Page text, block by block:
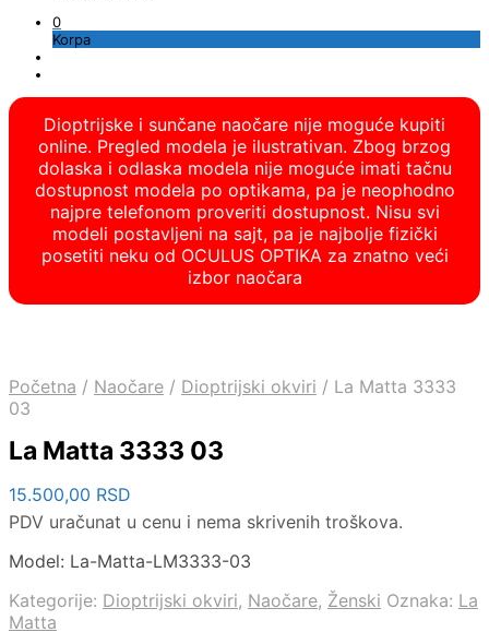
0
Korpa
Dioptrijske i sunčane naočare nije moguće kupiti
online. Pregled modela je ilustrativan. Zbog brzog
dolaska i odlaska modela nije moguće imati tačnu
dostupnost modela po optikama, pa je neophodno
najpre telefonom proveriti dostupnost. Nisu svi
modeli postavljeni na sajt, pa je najbolje fizički
posetiti neku od OCULUS OPTIKA za znatno veći
izbor naočara
Početna / Naočare / Dioptrijski okviri / La Matta 3333
03
La Matta 3333 03
15.500,00 RSD
PDV uračunat u cenu i nema skrivenih troškova.
Model: La-Matta-LM3333-03
Kategorije: Dioptrijski okviri, Naočare, Ženski Oznaka: La
Matta